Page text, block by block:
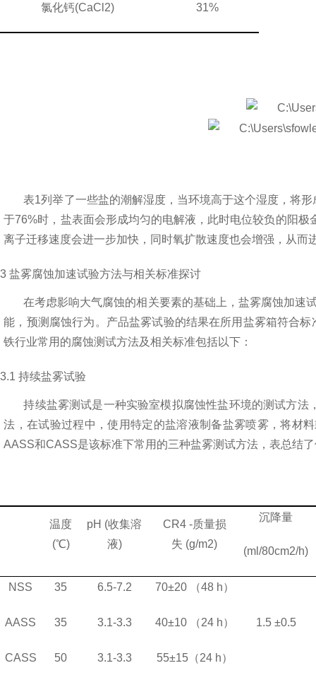
氯化钙(CaCl2) 31%
表1列举了一些盐的潮解湿度，当环境高于这个湿度，将
于76%时，盐表面会形成均匀的电解液，此时电位较负的阳极
离子迁移速度会进一步加快，同时氧扩散速度也会增强，从而
3 盐雾腐蚀加速试验方法与相关标准探讨
在考虑影响大气腐蚀的相关要素的基础上，盐雾腐蚀加速
能，预测腐蚀行为。产品盐雾试验的结果在所用盐雾箱符合标
铁行业常用的腐蚀测试方法及相关标准包括以下：
3.1 持续盐雾试验
持续盐雾测试是一种实验室模拟腐蚀性盐环境的测试方法
法，在试验过程中，使用特定的盐溶液制备盐雾喷雾，将材
AASS和CASS是该标准下常用的三种盐雾测试方法，表总结
温度
(℃)
pH (收集溶
液)
CR4 -质量损
失 (g/m2)
沉降量
(ml/80cm2/h)
NSS 35 6.5-7.2 70±20 （48 h）
1.5 ±0.5
AASS 35 3.1-3.3 40±10 （24 h）
CASS 50 3.1-3.3 55±15（24 h）